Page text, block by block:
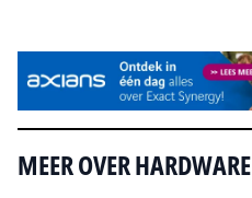
MEER OVER HARDWARE